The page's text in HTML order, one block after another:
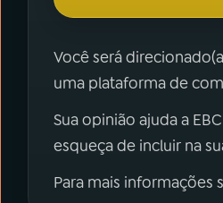
Você será
uma plataforma de
Sua opinião ajuda a
esqueça de incluir na
Para mais informações